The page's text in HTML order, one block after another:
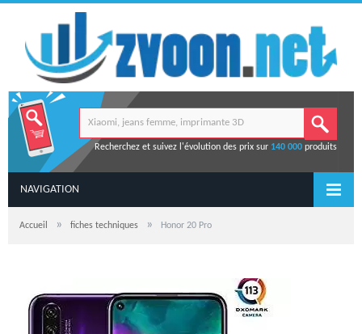
Recherchez et suivez l'évolution des prix sur 140 000produits
NAVIGATION
Accueil » fiches techniques » Honor 20 Pro